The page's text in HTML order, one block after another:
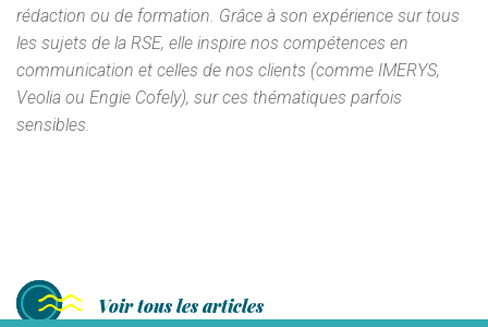
rédaction ou de formation. Grâce à son expérience sur tous
les sujets de la RSE, elle inspire nos compétences en
communication et celles de nos clients (comme IMERYS,
Veolia ou Engie Cofely), sur ces thématiques parfois
sensibles.
Voir tous les articles